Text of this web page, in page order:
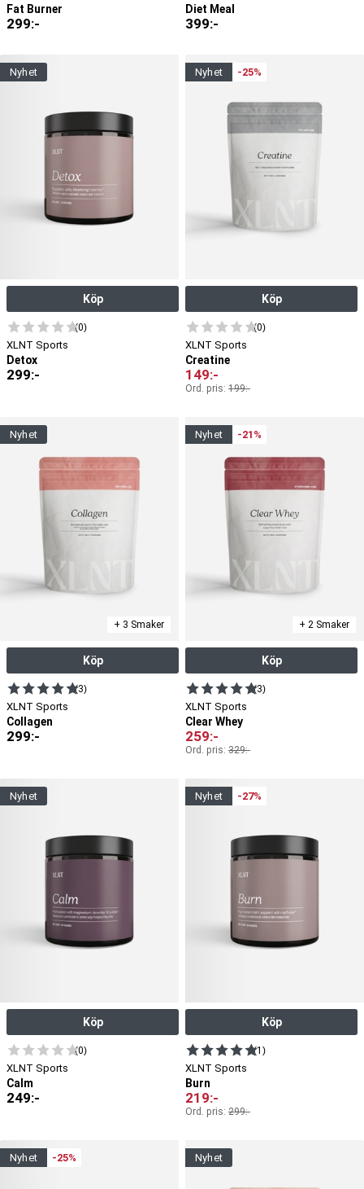
Fat Burner
299:-
Diet Meal
399:-
nyhet
Köp
(0)
XLNT Sports
Detox
299:-
nyhet -25%
Köp
(0)
XLNT Sports
Creatine
149:-
Ord. pris: 199:-
nyhet
+ 3 Smaker
Köp
(3)
XLNT Sports
Collagen
299:-
nyhet -21%
+ 2 Smaker
Köp
(3)
XLNT Sports
Clear Whey
259:-
Ord. pris: 329:-
nyhet
Köp
(0)
XLNT Sports
Calm
249:-
nyhet -27%
Köp
(1)
XLNT Sports
Burn
219:-
Ord. pris: 299:-
nyhet -25% nyhet